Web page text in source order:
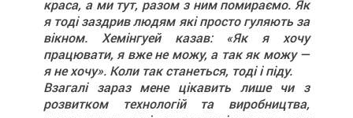
краса, а ми тут, разом з ним помираємо. Як
я тоді заздрив людям які просто гуляють за
вікном. Хемінгуей казав: «Як я хочу
працювати, я вже не можу, а так як можу —
я не хочу». Коли так станеться, тоді і піду.
Взагалі зараз мене цікавить лише чи з
розвитком технологій та виробництва,